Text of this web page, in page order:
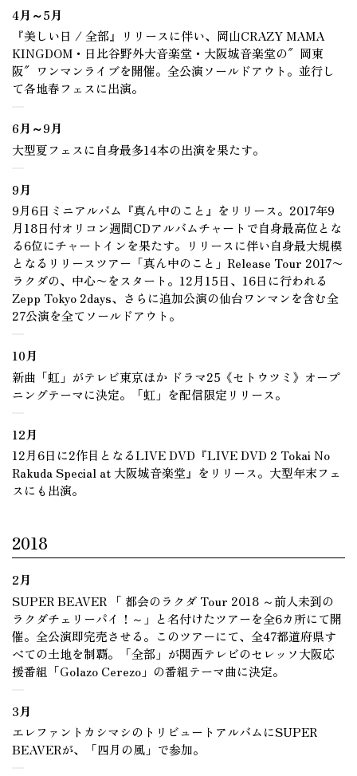
4月～5月
『美しい日 / 全部』リリースに伴い、岡山CRAZY MAMA
KINGDOM・日比谷野外大音楽堂・大阪城音楽堂の″岡東
阪″ワンマンライブを開催。全公演ソールドアウト。並行し
て各地春フェスに出演。
6月～9月
大型夏フェスに自身最多14本の出演を果たす。
9月
9月6日ミニアルバム『真ん中のこと』をリリース。2017年9
月18日付オリコン週間CDアルバムチャートで自身最高位とな
る6位にチャートインを果たす。リリースに伴い自身最大規模
となるリリースツアー「真ん中のこと」Release Tour 2017〜
ラクダの、中心〜をスタート。12月15日、16日に行われる
Zepp Tokyo 2days、さらに追加公演の仙台ワンマンを含む全
27公演を全てソールドアウト。
10月
新曲「虹」がテレビ東京ほか ドラマ25《セトウツミ》オープ
ニングテーマに決定。「虹」を配信限定リリース。
12月
12月6日に2作目となるLIVE DVD『LIVE DVD 2 Tokai No
Rakuda Special at 大阪城音楽堂』をリリース。大型年末フェ
スにも出演。
2018
2月
SUPER BEAVER 「 都会のラクダ Tour 2018 ～前人未到の
ラクダチェリーパイ！～」と名付けたツアーを全6カ所にて開
催。全公演即完売させる。このツアーにて、全47都道府県す
べての土地を制覇。「全部」が関西テレビのセレッソ大阪応
援番組「Golazo Cerezo」の番組テーマ曲に決定。
3月
エレファントカシマシのトリビュートアルバムにSUPER
BEAVERが、「四月の風」で参加。